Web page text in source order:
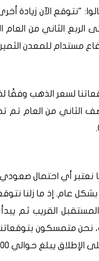
"نتوقع الآن
الثاني من العام
مستدام للمعدن
لسعر الذهب وفقًا
نعتبر أي احتمال
بشكل عام. إذ ما زلنا
القريب ثم
نحن متمسكون
يبلغ حوالي 2100 دولار".